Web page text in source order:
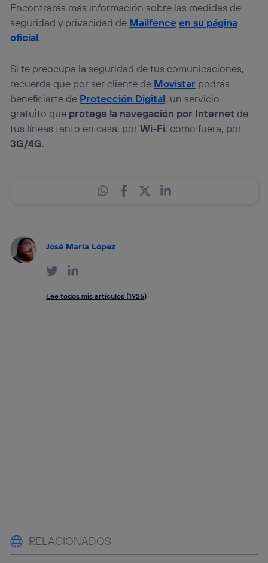
Encontrarás más información sobre las medidas de
seguridad y privacidad de Mailfenceen su página
oficial.
Si te preocupa la seguridad de tus comunicaciones,
recuerda que por ser cliente de Movistar podrás
beneficiarte de Protección Digital, un servicio
gratuito que protege la navegación por Internet de
tus líneas tanto en casa, porWi-Fi, como fuera, por
3G/4G.
José María López
Lee todos mis artículos (1926)
RELACIONADOS